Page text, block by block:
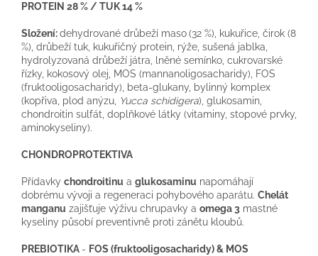
PROTEIN 28 % / TUK 14 %
Složení:dehydrované drůbeží maso(32 %), kukuřice, čirok (8
%), drůbeží tuk, kukuřičný protein, rýže, sušená jablka,
hydrolyzovaná drůbeží játra, lněné semínko, cukrovarské
řízky, kokosový olej, MOS (mannanoligosacharidy), FOS
(fruktooligosacharidy), beta-glukany, bylinný komplex
(kopřiva, plod anýzu, Yucca schidigera), glukosamin,
chondroitin sulfát, doplňkové látky (vitaminy, stopové prvky,
aminokyseliny).
CHONDROPROTEKTIVA
Přídavky chondroitinu a glukosaminu napomáhají
dobrému vývoji a regeneraci pohybového aparátu. Chelát
manganu zajišťuje výživu chrupavky a omega 3 mastné
kyseliny působí preventivně proti zánětu kloubů.
PREBIOTIKA - FOS (fruktooligosacharidy)& MOS